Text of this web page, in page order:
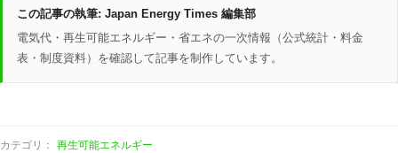
この記事の執筆: Japan Energy Times 編集部
電気代・再生可能エネルギー・省エネの一次情報（公式統計・料金
表・制度資料）を確認して記事を制作しています。
カテゴリ： 再生可能エネルギー